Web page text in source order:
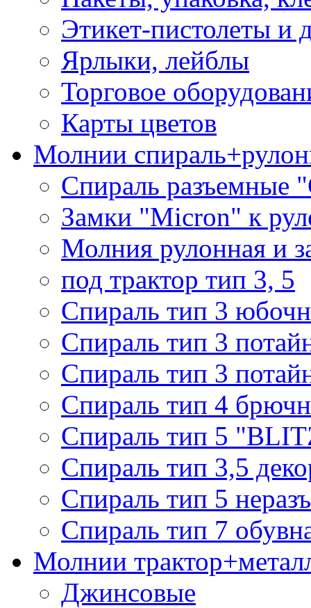
Этикет-пистолеты и
Ярлыки, лейблы
Торговое
Карты цветов
Молнии
Спираль разъемные
Замки "Micron" к
Молния рулонная и
под трактор тип 3, 5
Спираль тип 3
Спираль тип 3
Спираль тип 3
Спираль тип 4
Спираль тип 5
Спираль тип 3,5
Спираль тип 5
Спираль тип 7
Молнии
Джинсовые